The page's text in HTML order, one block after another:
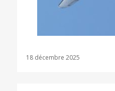
18 décembre 2025